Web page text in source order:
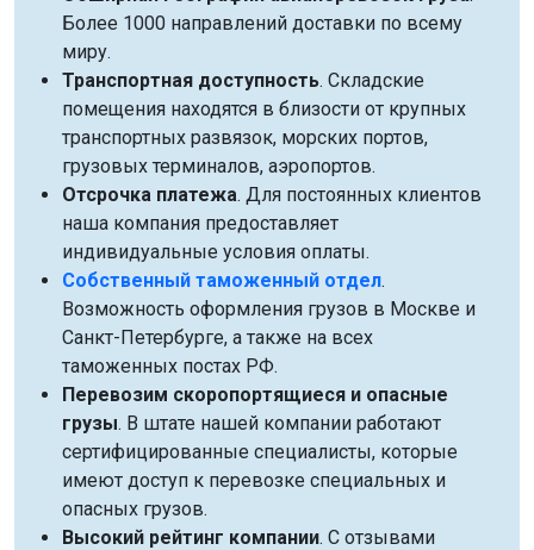
Более 1000 направлений доставки по всему
миру.
Транспортная доступность. Складские
помещения находятся в близости от крупных
транспортных развязок, морских портов,
грузовых терминалов, аэропортов.
Отсрочка платежа. Для постоянных клиентов
наша компания предоставляет
индивидуальные условия оплаты.
Собственный таможенный отдел.
Возможность оформления грузов в Москве и
Санкт-Петербурге, а также на всех
таможенных постах РФ.
Перевозим скоропортящиеся и опасные
грузы. В штате нашей компании работают
сертифицированные специалисты, которые
имеют доступ к перевозке специальных и
опасных грузов.
Высокий рейтинг компании. С отзывами